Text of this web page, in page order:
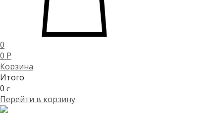
0
0 P
Корзина
Итого
0 c
Перейти в корзину